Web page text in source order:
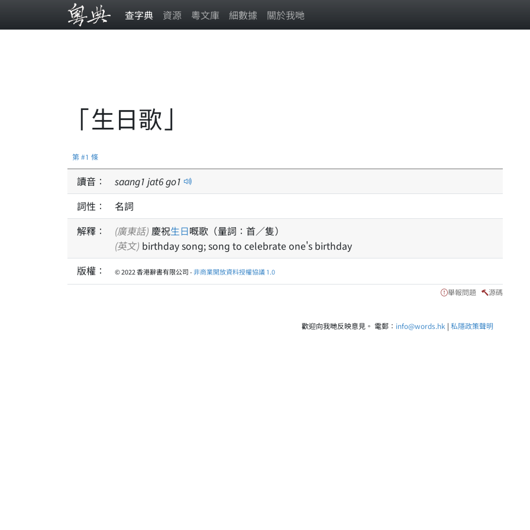
查字典 資源 粵文庫 細數據 關於我哋
「生日歌」
第 #1 條
讀音： saang1 jat6go1
詞性：
名詞
解釋：
(廣東話) 慶祝生日嘅歌（量詞：首／隻）
(英文) birthday song; song to celebrate one's birthday
版權：
© 2022 香港辭書有限公司 -非商業開放資料授權協議 1.0
舉報問題 源碼
歡迎向我哋反映意見。 電郵： info@words.hk | 私隱政策聲明